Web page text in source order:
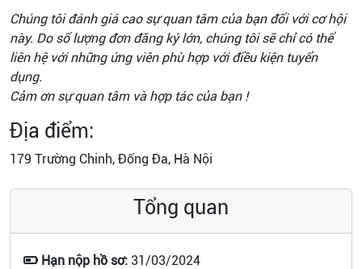
Chúng tôi đánh giá cao sự quan tâm của bạn đối với cơ hội
này. Do số lượng đơn đăng ký lớn, chúng tôi sẽ chỉ có thể
liên hệ với những ứng viên phù hợp với điều kiện tuyển
dụng.
Cảm ơn sự quan tâm và hợp tác của bạn !
Địa điểm:
179 Trường Chinh, Đống Đa, Hà Nội
Tổng quan
Hạn nộp hồ sơ: 31/03/2024